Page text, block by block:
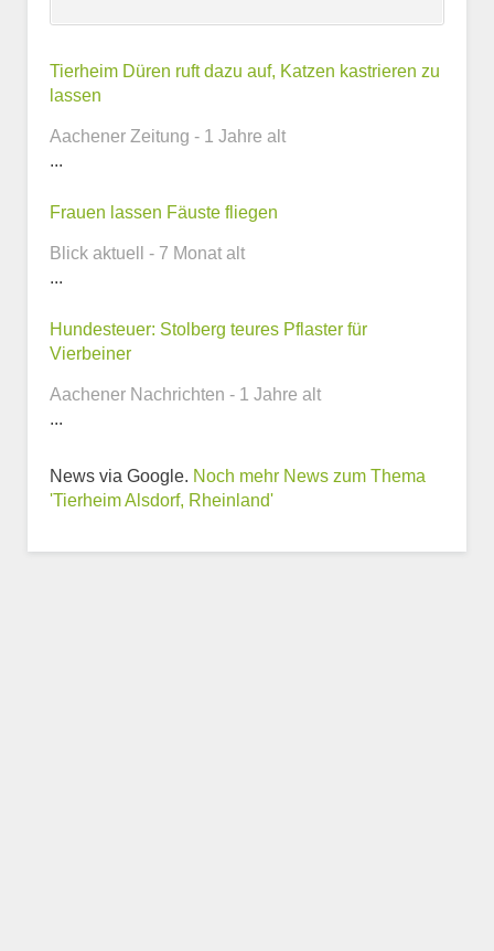
Kontaktmöglichkeiten
E-Mail-Adresse
Webseite
Weitere Informationen
zum Tierheim
Tierheim Düren ruft dazu auf, Katzen kastrieren zu
lassen
Aachener Zeitung - 1 Jahre alt
...
Frauen lassen Fäuste fliegen
Blick aktuell - 7 Monat alt
...
Hundesteuer: Stolberg teures Pflaster für
Vierbeiner
Aachener Nachrichten - 1 Jahre alt
...
News via Google. Noch mehr News zum Thema
'Tierheim Alsdorf, Rheinland'